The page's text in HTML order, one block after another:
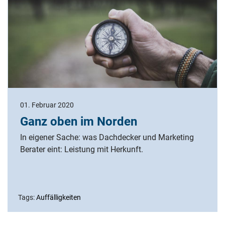
01. Februar 2020
Ganz oben im Norden
In eigener Sache: was Dachdecker und Marketing
Berater eint: Leistung mit Herkunft.
Tags:Auffälligkeiten